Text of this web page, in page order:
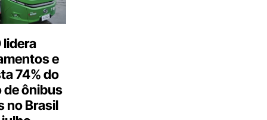
lidera
e
74% do
de ônibus
no Brasil